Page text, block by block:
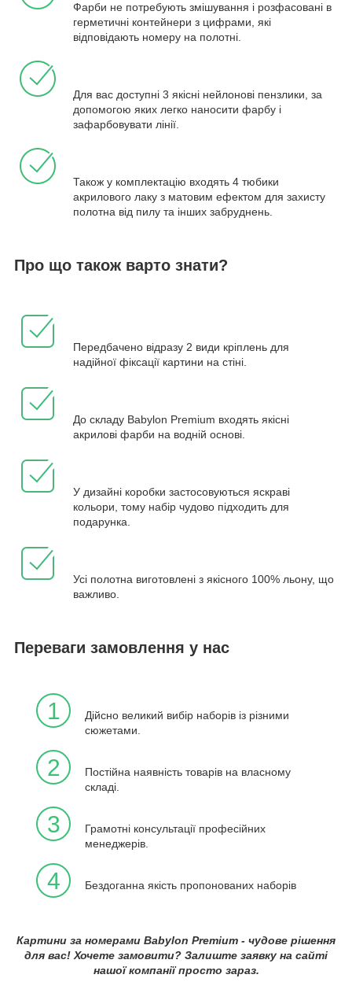
Фарби не потребують змішування і розфасовані в
герметичні контейнери з цифрами, які
відповідають номеру на полотні.
Для вас доступні 3 якісні нейлонові пензлики, за
допомогою яких легко наносити фарбу і
зафарбовувати лінії.
Також у комплектацію входять 4 тюбики
акрилового лаку з матовим ефектом для захисту
полотна від пилу та інших забруднень.
Про що також варто знати?
Передбачено відразу 2 види кріплень для
надійної фіксації картини на стіні.
До складу Babylon Premium входять якісні
акрилові фарби на водній основі.
У дизайні коробки застосовуються яскраві
кольори, тому набір чудово підходить для
подарунка.
Усі полотна виготовлені з якісного 100% льону, що
важливо.
Переваги замовлення у нас
1
Дійсно великий вибір наборів із різними
сюжетами.
2
Постійна наявність товарів на власному
складі.
3
Грамотні консультації професійних
менеджерів.
4 Бездоганна якість пропонованих наборів
Картини за номерами Babylon Premium - чудове рішення
для вас! Хочете замовити? Залиште заявку на сайті
нашої компанії просто зараз.